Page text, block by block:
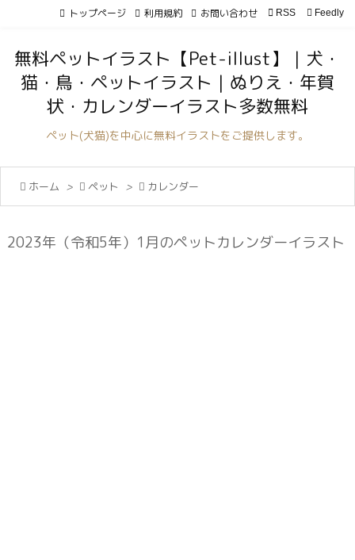


サイド

トップページ 利用規約 お問い合わせ  RSS Feedly
無料ペットイラスト【Pet-illust】｜犬・
猫・鳥・ペットイラスト｜ぬりえ・年賀
状・カレンダーイラスト多数無料
ペット(犬猫)を中心に無料イラストをご提供します。
 ホーム >  ペット >  カレンダー
2023年（令和5年）1月のペットカレンダーイラスト